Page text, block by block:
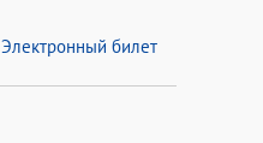
Электронный билет